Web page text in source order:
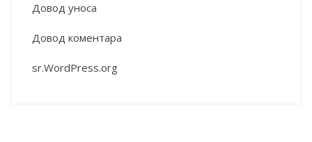
Довод уноса
Довод коментара
sr.WordPress.org